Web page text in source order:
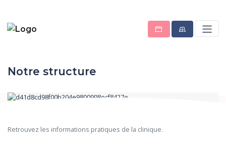
Notre structure
Retrouvez les informations pratiques de la clinique.